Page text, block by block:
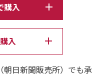
「開運」を極め続け
飯田。
購入
入
朝日新聞販売所）でも承